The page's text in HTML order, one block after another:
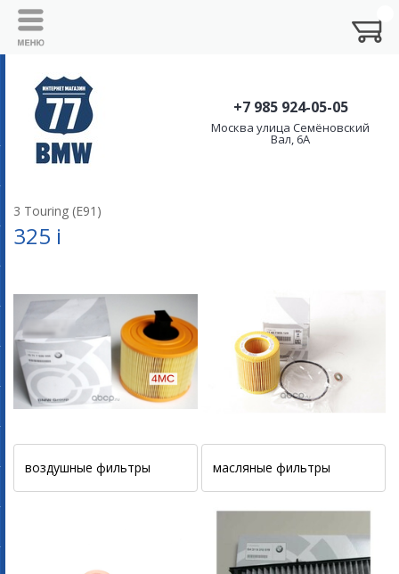
+7 985 924-05-05
Москва улица Семёновский
Вал, 6А
3 Touring (E91)
325 i
воздушные фильтры масляные фильтры